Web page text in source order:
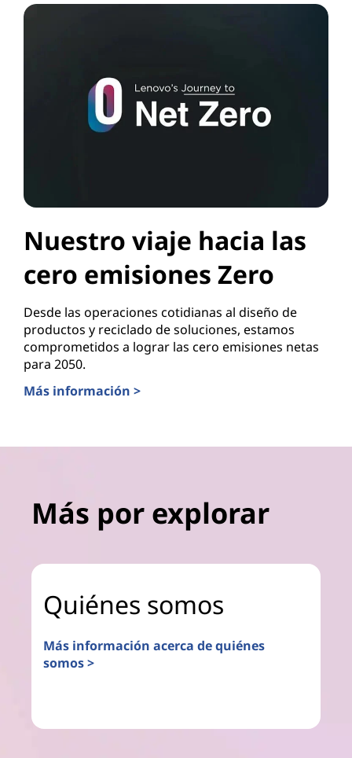
Nuestro viaje hacia las
cero emisiones Zero
Desde las operaciones cotidianas al diseño de
productos y reciclado de soluciones, estamos
comprometidos a lograr las cero emisiones netas
para 2050.
Más información >
Más por explorar
Quiénes somos
Más información acerca de quiénes
somos >